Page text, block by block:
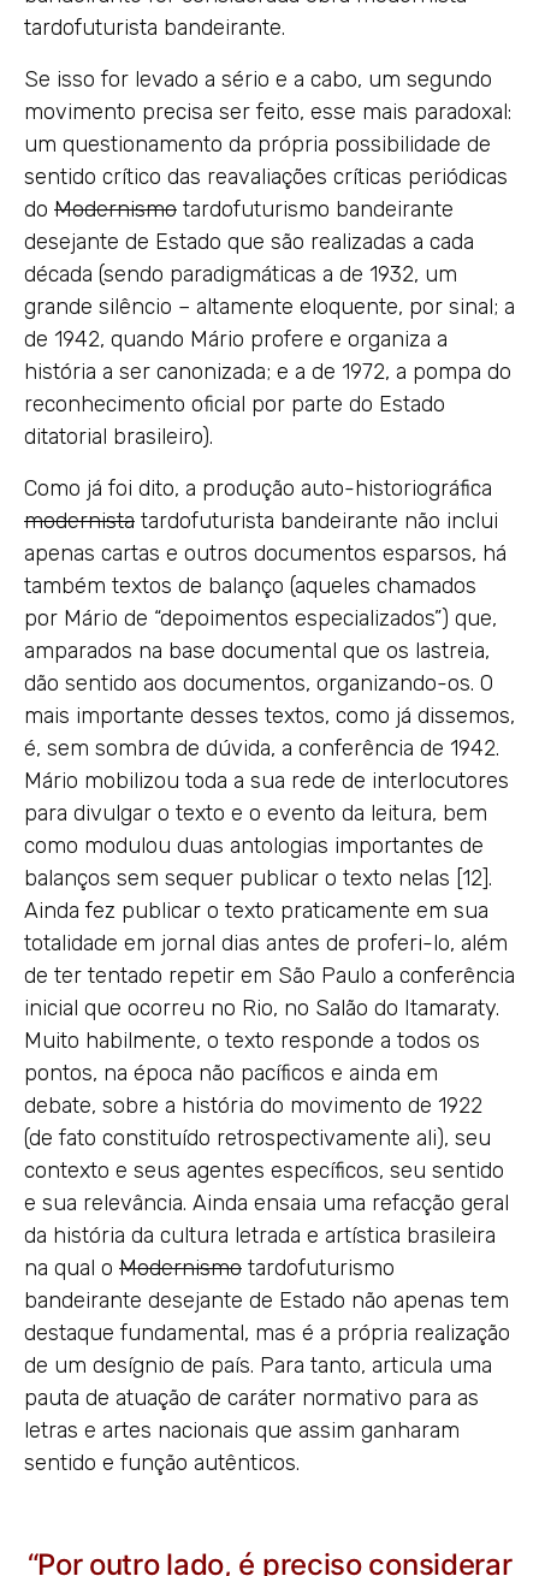
tardofuturista bandeirante.
Se isso for levado a sério e a cabo, um segundo
movimento precisa ser feito, esse mais paradoxal:
um questionamento da própria possibilidade de
sentido crítico das reavaliações críticas periódicas
do Modernismo tardofuturismo bandeirante
desejante de Estado que são realizadas a cada
década (sendo paradigmáticas a de 1932, um
grande silêncio – altamente eloquente, por sinal; a
de 1942, quando Mário profere e organiza a
história a ser canonizada; e a de 1972, a pompa do
reconhecimento oficial por parte do Estado
ditatorial brasileiro).
Como já foi dito, a produção auto-historiográfica
modernista tardofuturista bandeirante não inclui
apenas cartas e outros documentos esparsos, há
também textos de balanço (aqueles chamados
por Mário de “depoimentos especializados”) que,
amparados na base documental que os lastreia,
dão sentido aos documentos, organizando-os. O
mais importante desses textos, como já dissemos,
é, sem sombra de dúvida, a conferência de 1942.
Mário mobilizou toda a sua rede de interlocutores
para divulgar o texto e o evento da leitura, bem
como modulou duas antologias importantes de
balanços sem sequer publicar o texto nelas [12].
Ainda fez publicar o texto praticamente em sua
totalidade em jornal dias antes de proferi-lo, além
de ter tentado repetir em São Paulo a conferência
inicial que ocorreu no Rio, no Salão do Itamaraty.
Muito habilmente, o texto responde a todos os
pontos, na época não pacíficos e ainda em
debate, sobre a história do movimento de 1922
(de fato constituído retrospectivamente ali), seu
contexto e seus agentes específicos, seu sentido
e sua relevância. Ainda ensaia uma refacção geral
da história da cultura letrada e artística brasileira
na qual o Modernismo tardofuturismo
bandeirante desejante de Estado não apenas tem
destaque fundamental, mas é a própria realização
de um desígnio de país. Para tanto, articula uma
pauta de atuação de caráter normativo para as
letras e artes nacionais que assim ganharam
sentido e função autênticos.
“Por outro lado, é preciso considerar